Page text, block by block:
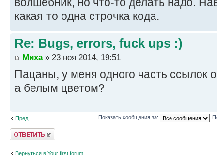
какая-то одна строчка кода.
Re: Bugs, errors, fuck ups :)
Миха» 23 ноя 2014, 19:51
Пацаны, у меня одного часть ссылок
а белым цветом?
Пред. Показать сообщения за:
Ответить
Вернуться в Your first forum